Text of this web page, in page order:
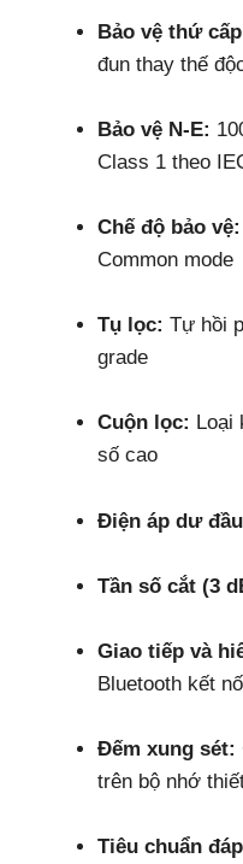
Bảo vệ thứ
đun thay thế
Bảo vệ N-E:
Class 1 theo
Chế độ bảo vệ:
Common mode
Tụ lọc: Tự hồi
grade
Cuộn lọc: Loại
số cao
Điện áp dư
Tần số cắt (3
Giao tiếp và
Bluetooth kết
Đếm xung sét:
trên bộ nhớ
Tiêu chuẩn